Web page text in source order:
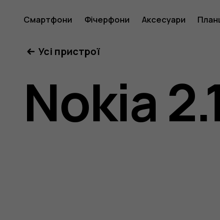
Nokia
Смартфони Фічерфони Аксесуари
Усі пристрої
Nokia